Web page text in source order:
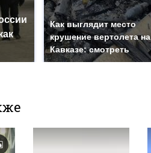
Как выглядит место
крушение вертолета на
Кавказе: смотреть